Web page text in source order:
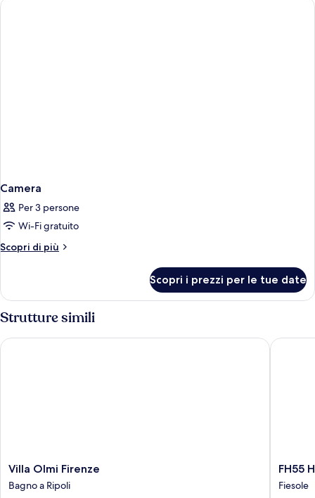
Camera
Per 3 persone
Wi-Fi gratuito
Scopri di più
Altri
Scopri i prezzi per le tue date
Strutture simili
Villa
Olmi
Firenze
Villa Olmi Firenze
Bagno a Ripoli
Villa Olmi Firenze
FH55
Hotel
Villa
FH55
Fiesole
FH55